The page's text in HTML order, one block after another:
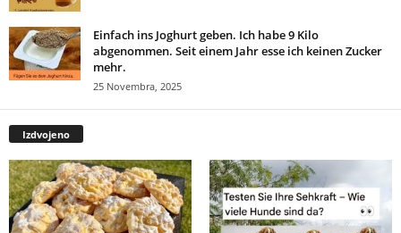
Einfach ins Joghurt geben. Ich habe 9 Kilo
abgenommen. Seit einem Jahr esse ich keinen Zucker
mehr.
25 Novembra, 2025
Izdvojeno